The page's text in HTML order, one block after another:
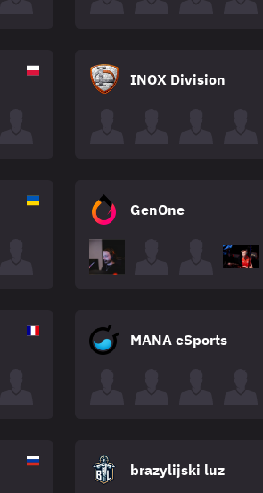
INOX Division
GenOne
MANA eSports
brazylijski luz